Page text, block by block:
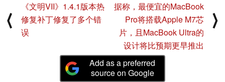
⟨
《文明VII》1.4.1版本热
修复补丁修复了多个错
误
据称，最便宜的MacBook
Pro将搭载Apple M7芯
片，且MacBook Ultra的
设计将比预期更早推出
⟩
Add as a preferred
source on Google